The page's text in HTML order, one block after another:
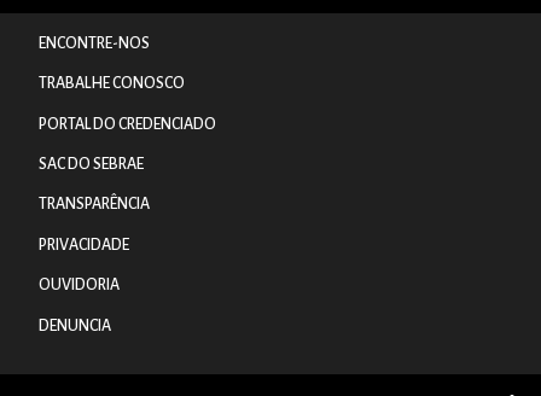
ENCONTRE-NOS
TRABALHE CONOSCO
PORTAL DO CREDENCIADO
SAC DO SEBRAE
TRANSPARÊNCIA
PRIVACIDADE
OUVIDORIA
DENUNCIA